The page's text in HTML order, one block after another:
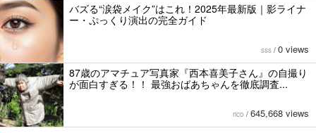
バズる“涙袋メイク”はこれ！2025年最新版｜影ライナ
ー・ぷっくり演出の完全ガイド
sss / 0 views
87歳のアマチュア写真家『西本喜美子さん』の自撮り
が面白すぎる！！ 最強おばあちゃんを徹底調査...
rico / 645,668 views